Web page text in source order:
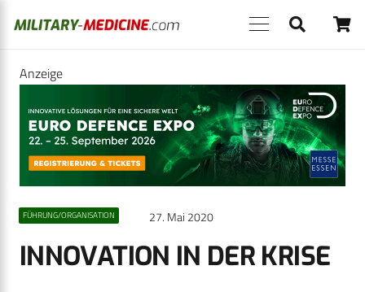
Anzeige
FÜHRUNG/ORGANISATION 27. Mai 2020
INNOVATION IN DER KRISE